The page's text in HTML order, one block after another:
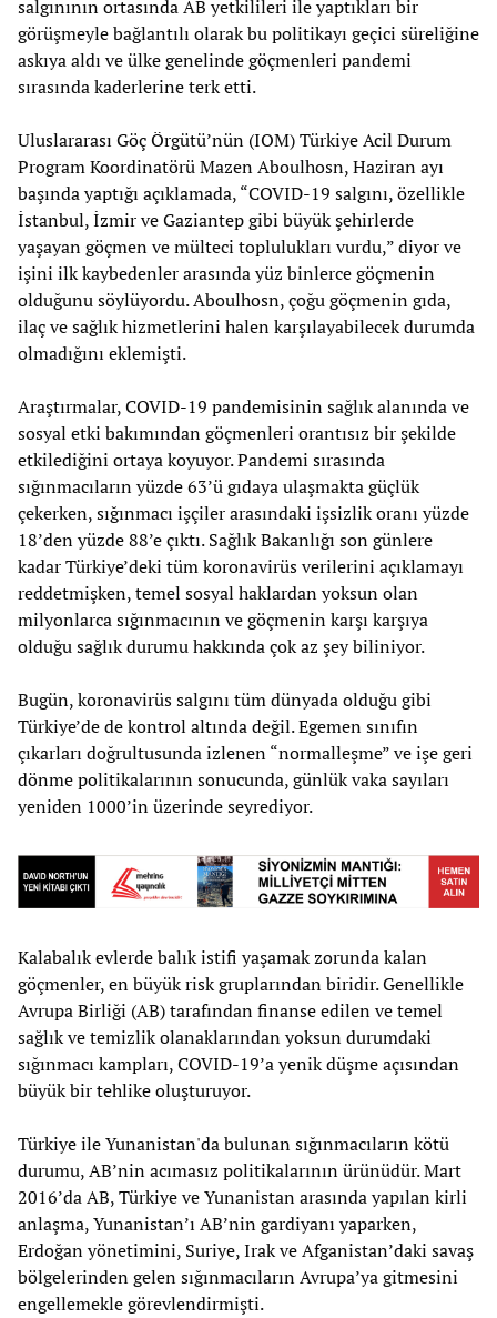
salgınının ortasında AB yetkilileri ile yaptıkları bir
görüşmeyle bağlantılı olarak bu politikayı geçici süreliğine
askıya aldı ve ülke genelinde göçmenleri pandemi
sırasında kaderlerine terk etti.
Uluslararası Göç Örgütü’nün (IOM) Türkiye Acil Durum
Program Koordinatörü Mazen Aboulhosn, Haziran ayı
başında yaptığı açıklamada, “COVID-19 salgını, özellikle
İstanbul, İzmir ve Gaziantep gibi büyük şehirlerde
yaşayan göçmen ve mülteci toplulukları vurdu,” diyor ve
işini ilk kaybedenler arasında yüz binlerce göçmenin
olduğunu söylüyordu. Aboulhosn, çoğu göçmenin gıda,
ilaç ve sağlık hizmetlerini halen karşılayabilecek durumda
olmadığını eklemişti.
Araştırmalar, COVID-19 pandemisinin sağlık alanında ve
sosyal etki bakımından göçmenleri orantısız bir şekilde
etkilediğini ortaya koyuyor. Pandemi sırasında
sığınmacıların yüzde 63’ü gıdaya ulaşmakta güçlük
çekerken, sığınmacı işçiler arasındaki işsizlik oranı yüzde
18’den yüzde 88’e çıktı. Sağlık Bakanlığı son günlere
kadar Türkiye’deki tüm koronavirüs verilerini açıklamayı
reddetmişken, temel sosyal haklardan yoksun olan
milyonlarca sığınmacının ve göçmenin karşı karşıya
olduğu sağlık durumu hakkında çok az şey biliniyor.
Bugün, koronavirüs salgını tüm dünyada olduğu gibi
Türkiye’de de kontrol altında değil. Egemen sınıfın
çıkarları doğrultusunda izlenen “normalleşme” ve işe geri
dönme politikalarının sonucunda, günlük vaka sayıları
yeniden 1000’in üzerinde seyrediyor.
Kalabalık evlerde balık istifi yaşamak zorunda kalan
göçmenler, en büyük risk gruplarından biridir. Genellikle
Avrupa Birliği (AB) tarafından finanse edilen ve temel
sağlık ve temizlik olanaklarından yoksun durumdaki
sığınmacı kampları, COVID-19’a yenik düşme açısından
büyük bir tehlike oluşturuyor.
Türkiye ile Yunanistan'da bulunan sığınmacıların kötü
durumu, AB’nin acımasız politikalarının ürünüdür. Mart
2016’da AB, Türkiye ve Yunanistan arasında yapılan kirli
anlaşma, Yunanistan’ı AB’nin gardiyanı yaparken,
Erdoğan yönetimini, Suriye, Irak ve Afganistan’daki savaş
bölgelerinden gelen sığınmacıların Avrupa’ya gitmesini
engellemekle görevlendirmişti.